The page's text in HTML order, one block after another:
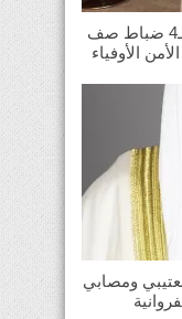
النائب الأول خلال ترقية استثنائية لـ4 ضباط صف
الأوفياء
ومصابي